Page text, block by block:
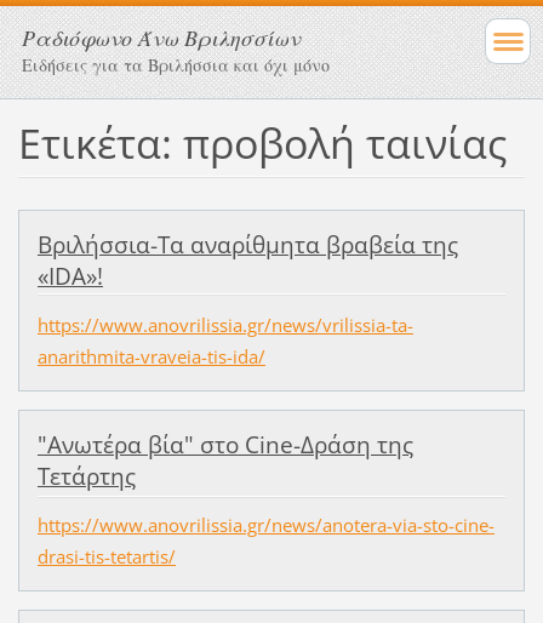
Ραδιόφωνο Άνω Βριλησσίων
Ειδήσεις για τα Βριλήσσια και όχι μόνο
Ετικέτα: προβολή ταινίας
Βριλήσσια-Τα αναρίθμητα βραβεία της
«IDA»!
https://www.anovrilissia.gr/news/vrilissia-ta-
anarithmita-vraveia-tis-ida/
"Ανωτέρα βία" στο Cine-Δράση της
Τετάρτης
https://www.anovrilissia.gr/news/anotera-via-sto-cine-
drasi-tis-tetartis/